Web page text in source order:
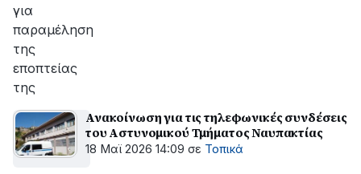
για
παραμέληση
της
εποπτείας
της
Ανακοίνωση για τις τηλεφωνικές συνδέσεις
του Αστυνομικού Τμήματος Ναυπακτίας
18 Μαϊ 2026 14:09 σε Τοπικά